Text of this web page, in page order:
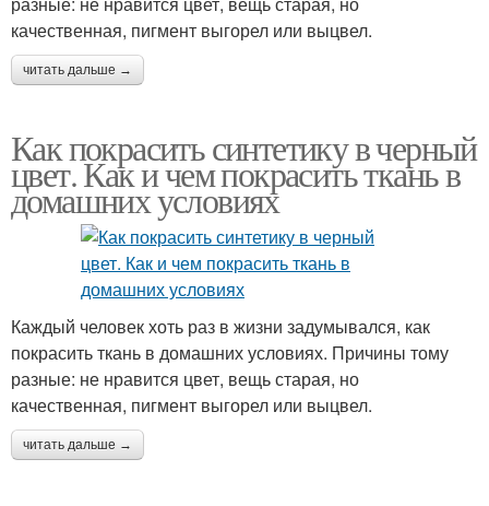
качественная, пигмент выгорел или выцвел.
читать дальше →
Как покрасить синтетику в черный
цвет. Как и чем покрасить ткань в
домашних условиях
Каждый человек хоть раз в жизни задумывался, как
покрасить ткань в домашних условиях. Причины тому
разные: не нравится цвет, вещь старая, но
качественная, пигмент выгорел или выцвел.
читать дальше →